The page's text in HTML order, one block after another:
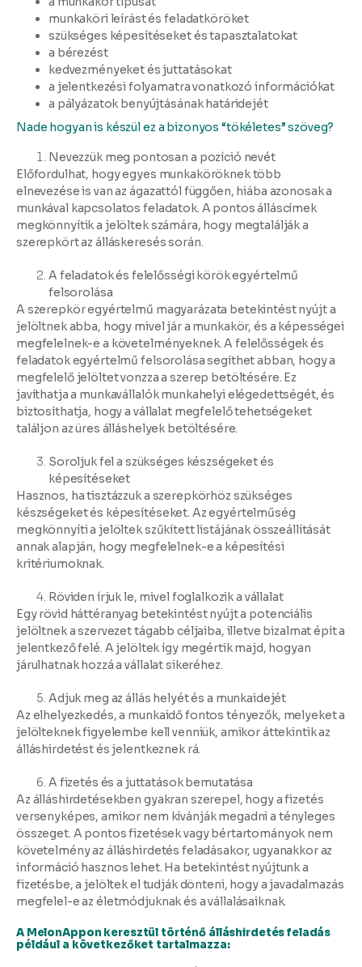
munkaköri leírást és feladatköröket
szükséges képesítéseket és tapasztalatokat
a bérezést
kedvezményeket és juttatásokat
a jelentkezési folyamatra vonatkozó információkat
a pályázatok benyújtásának határidejét
Nade hogyan is készül ez a bizonyos “tökéletes” szöveg?
Nevezzük meg pontosan a pozíció nevét
Előfordulhat, hogy egyes munkaköröknek több
elnevezése is van az ágazattól függően, hiába azonosak a
munkával kapcsolatos feladatok. A pontos álláscímek
megkönnyítik a jelöltek számára, hogy megtalálják a
szerepkört az álláskeresés során.
A feladatok és felelősségi körök egyértelmű
felsorolása
A szerepkör egyértelmű magyarázata betekintést nyújt a
jelöltnek abba, hogy mivel jár a munkakör, és a képességei
megfelelnek-e a követelményeknek. A felelősségek és
feladatok egyértelmű felsorolása segíthet abban, hogy a
megfelelő jelöltet vonzza a szerep betöltésére. Ez
javíthatja a munkavállalók munkahelyi elégedettségét, és
biztosíthatja, hogy a vállalat megfelelő tehetségeket
találjon az üres álláshelyek betöltésére.
Soroljuk fel a szükséges készségeket és
képesítéseket
Hasznos, ha tisztázzuk a szerepkörhöz szükséges
készségeket és képesítéseket. Az egyértelműség
megkönnyíti a jelöltek szűkített listájának összeállítását
annak alapján, hogy megfelelnek-e a képesítési
kritériumoknak.
Röviden írjuk le, mivel foglalkozik a vállalat
Egy rövid háttéranyag betekintést nyújt a potenciális
jelöltnek a szervezet tágabb céljaiba, illetve bizalmat épít a
jelentkező felé. A jelöltek így megértik majd, hogyan
járulhatnak hozzá a vállalat sikeréhez.
Adjuk meg az állás helyét és a munkaidejét
Az elhelyezkedés, a munkaidő fontos tényezők, melyeket a
jelölteknek figyelembe kell venniük, amikor áttekintik az
álláshirdetést és jelentkeznek rá.
A fizetés és a juttatások bemutatása
Az álláshirdetésekben gyakran szerepel, hogy a fizetés
versenyképes, amikor nem kívánják megadni a tényleges
összeget. A pontos fizetések vagy bértartományok nem
követelmény az álláshirdetés feladásakor, ugyanakkor az
információ hasznos lehet. Ha betekintést nyújtunk a
fizetésbe, a jelöltek el tudják dönteni, hogy a javadalmazás
megfelel-e az életmódjuknak és a vállalásaiknak.
A MelonAppon keresztül történő álláshirdetés feladás
például a következőket tartalmazza: